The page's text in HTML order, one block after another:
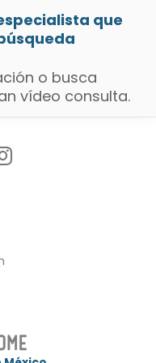
que
o busca
vídeo consulta.